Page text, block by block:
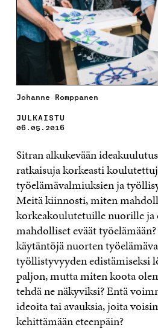
Johanne Romppanen
JULKAISTU
06.05.2016
Sitran alkukevään
ratkaisuja korkeasti
työelämävalmiuksien ja
Meitä kiinnosti, miten
korkeakoulutetuille nuorille
mahdolliset eväät
käytäntöjä nuorten
työllistyvyyden edistämiseksi
paljon, mutta miten koota
tehdä ne näkyviksi? Entä
ideoita tai avauksia, joita
kehittämään eteenpäin?